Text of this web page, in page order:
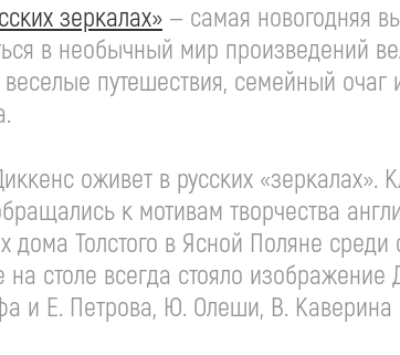
зеркалах» — самая новогодняя
в необычный мир произведений
путешествия, семейный
оживет в русских «зеркалах».
к мотивам творчества
дома Толстого в Ясной Поляне
столе всегда стояло
и Е. Петрова, Ю. Олеши, В. Каверина